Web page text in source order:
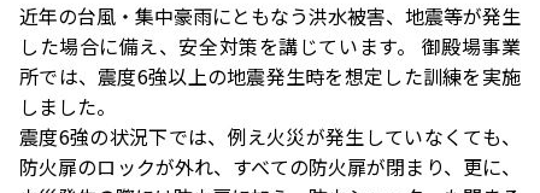
近年の台風・集中豪雨にともなう洪水被害、地震等が発生
した場合に備え、安全対策を講じています。 御殿場事業
所では、震度6強以上の地震発生時を想定した訓練を実施
しました。
震度6強の状況下では、例え火災が発生していなくても、
防火扉のロックが外れ、すべての防火扉が閉まり、更に、